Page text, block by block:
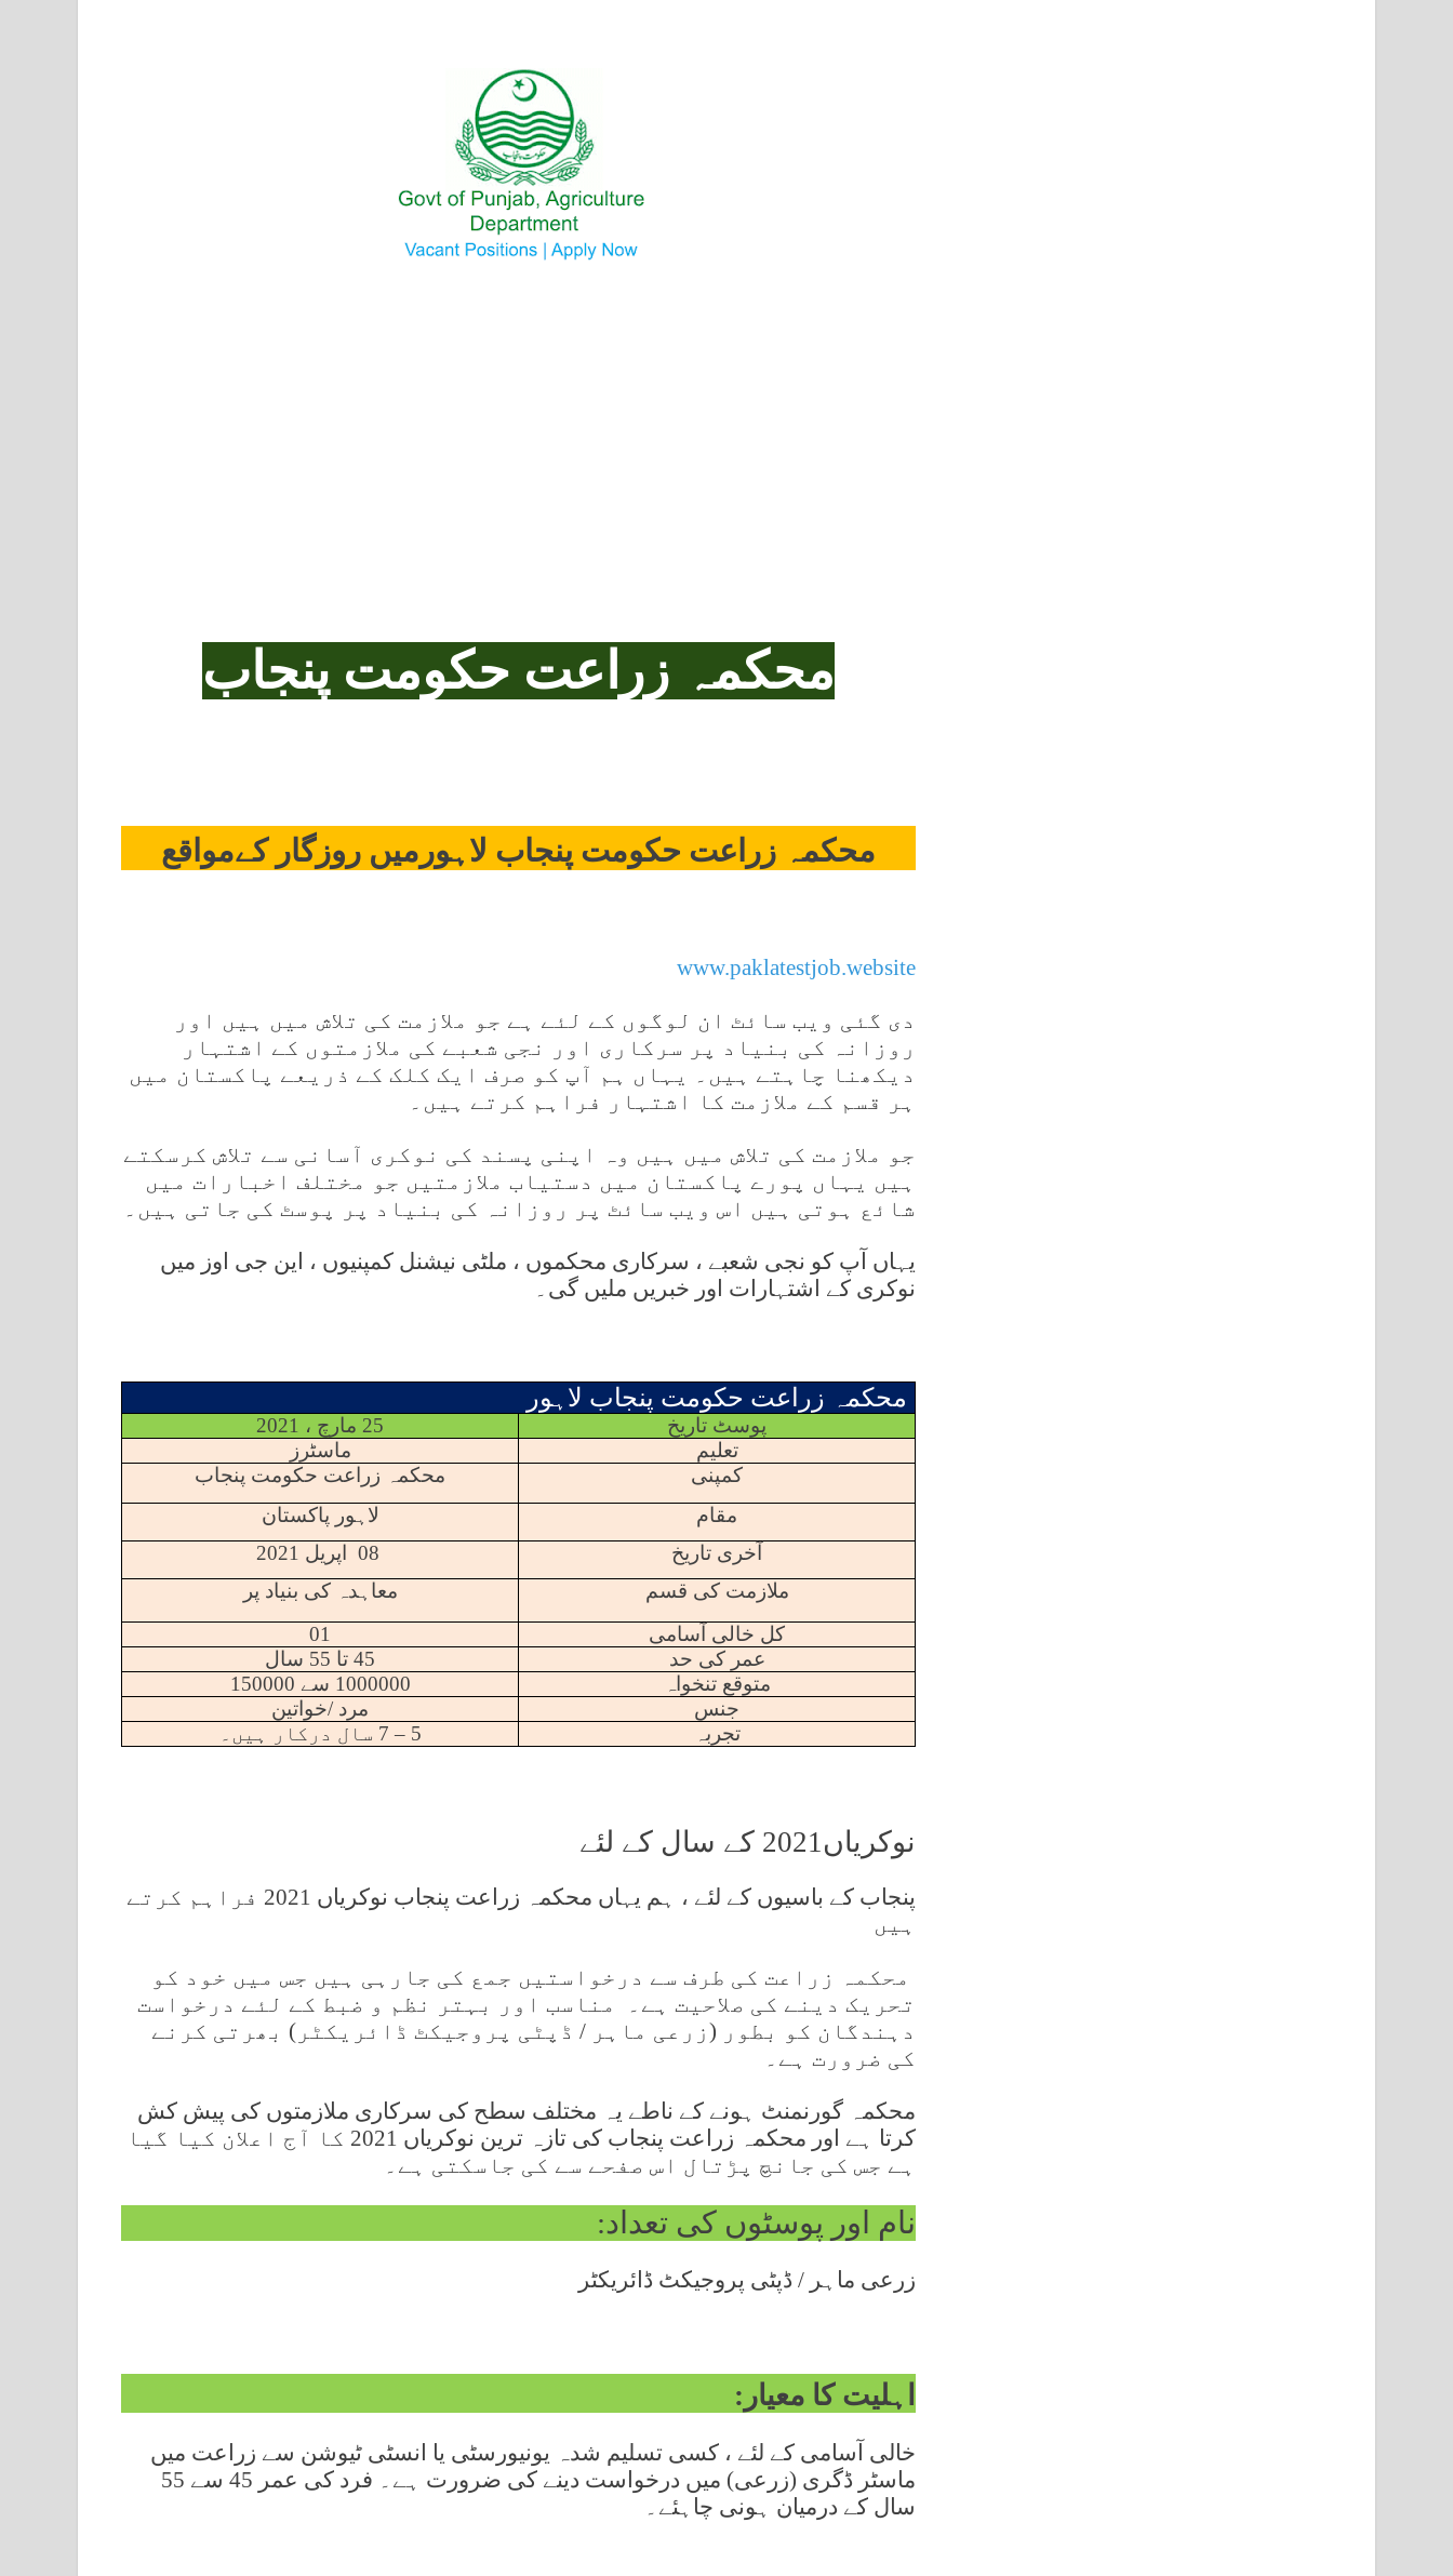
محکمہ زراعت حکومت پنجاب
محکمہ زراعت حکومت پنجاب لاہورمیں روزگار کےمواقع
www.paklatestjob.website
دی گئی ویب سائٹ ان لوگوں کے لئے ہے جو ملازمت کی تلاش میں ہیں اور
روزانہ کی بنیاد پر سرکاری اور نجی شعبے کی ملازمتوں کے اشتہار
دیکھنا چاہتے ہیں۔ یہاں ہم آپ کو صرف ایک کلک کے ذریعے پاکستان میں
ہر قسم کے ملازمت کا اشتہار فراہم کرتے ہیں۔
جو ملازمت کی تلاش میں ہیں وہ اپنی پسند کی نوکری آسانی سے تلاش کرسکتے
ہیں یہاں پورے پاکستان میں دستیاب ملازمتیں جو مختلف اخبارات میں
شائع ہوتی ہیں اس ویب سائٹ پر روزانہ کی بنیاد پر پوسٹ کی جاتی ہیں۔
یہاں آپ کو نجی شعبے ، سرکاری محکموں ، ملٹی نیشنل کمپنیوں ، این جی اوز میں
نوکری کے اشتہارات اور خبریں ملیں گی۔
محکمہ زراعت حکومت پنجاب لاہور
25 مارچ ، 2021
پوسٹ تاریخ
ماسٹرز
تعلیم
محکمہ زراعت حکومت پنجاب
کمپنی
لاہور پاکستان
مقام
08 اپریل 2021
آخری تاریخ
معاہدہ کی بنیاد پر
ملازمت کی قسم
01
کل خالی آسامی
45 تا 55 سال
عمر کی حد
1000000 سے 150000
متوقع تنخواہ
مرد /خواتین
جنس
5 – 7 سال درکار ہیں۔
تجربہ
نوکریاں2021 کے سال کے لئے
پنجاب کے باسیوں کے لئے ، ہم یہاں محکمہ زراعت پنجاب نوکریاں 2021 فراہم کرتے
ہیں
محکمہ زراعت کی طرف سے درخواستیں جمع کی جارہی ہیں جس میں خود کو
تحریک دینے کی صلاحیت ہے۔
مناسب اور بہتر نظم و ضبط کے لئے درخواست
دہندگان کو بطور (زرعی ماہر / ڈپٹی پروجیکٹ ڈائریکٹر) بھرتی کرنے
کی ضرورت ہے۔
محکمہ گورنمنٹ ہونے کے ناطے یہ مختلف سطح کی سرکاری ملازمتوں کی پیش کش
کرتا ہے اور محکمہ زراعت پنجاب کی تازہ ترین نوکریاں 2021 کا آج اعلان کیا گیا
ہے جس کی جانچ پڑتال اس صفحے سے کی جاسکتی ہے۔
نام اور پوسٹوں کی تعداد:
زرعی ماہر / ڈپٹی پروجیکٹ ڈائریکٹر
اہلیت کا معیار:
خالی آسامی کے لئے ، کسی تسلیم شدہ یونیورسٹی یا انسٹی ٹیوشن سے زراعت میں
ماسٹر ڈگری (زرعی) میں درخواست دینے کی ضرورت ہے۔ فرد کی عمر 45 سے 55
سال کے درمیان ہونی چاہئے۔